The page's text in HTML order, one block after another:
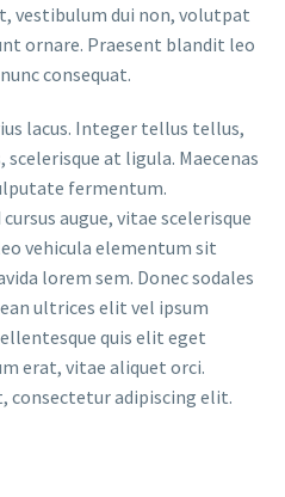
vestibulum dui non, volutpat
ornare. Praesent blandit leo
consequat.
lacus. Integer tellus tellus,
at ligula. Maecenas
fermentum.
augue, vitae scelerisque
vehicula elementum sit
lorem sem. Donec sodales
ultrices elit vel ipsum
quis elit eget
erat, vitae aliquet orci.
consectetur adipiscing elit.